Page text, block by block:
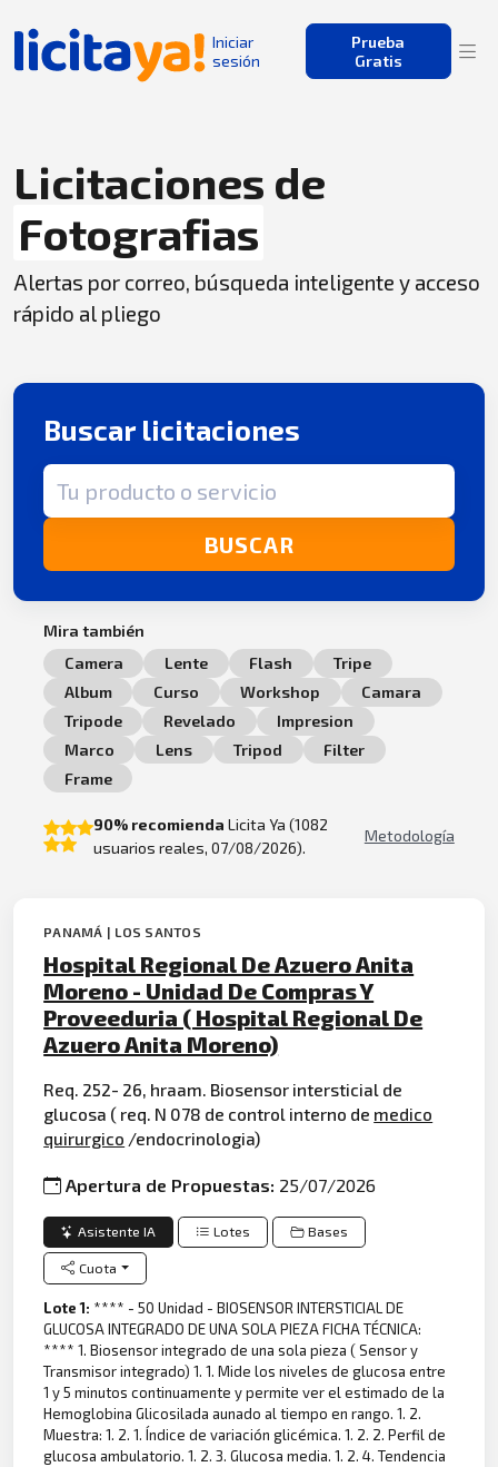
Iniciar
sesión
Prueba
Gratis
Licitaciones de
Fotografias
Alertas por correo, búsqueda inteligente y acceso
rápido al pliego
Buscar licitaciones
Término de búsqueda
BUSCAR
Mira también
Camera
Lente Flash
Tripe
Album
Curso Workshop
Camara
Tripode
Revelado
Impresion
Marco
Lens Tripod
Filter
Frame
90% recomienda Licita Ya (1082
usuarios reales, 07/08/2026).
Metodología
PANAMÁ | LOS SANTOS
Hospital Regional De Azuero Anita
Moreno - Unidad De Compras Y
Proveeduria ( Hospital Regional De
Azuero Anita Moreno)
Req. 252- 26, hraam. Biosensor intersticial de
glucosa ( req. N 078 de control interno de medico
quirurgico /endocrinologia)
Apertura de Propuestas: 25/07/2026
Asistente IA Lotes Bases
Cuota
Lote 1: **** - 50 Unidad - BIOSENSOR INTERSTICIAL DE
GLUCOSA INTEGRADO DE UNA SOLA PIEZA FICHA TÉCNICA:
**** 1. Biosensor integrado de una sola pieza ( Sensor y
Transmisor integrado) 1. 1. Mide los niveles de glucosa entre
1 y 5 minutos continuamente y permite ver el estimado de la
Hemoglobina Glicosilada aunado al tiempo en rango. 1. 2.
Muestra: 1. 2. 1. Índice de variación glicémica. 1. 2. 2. Perfil de
glucosa ambulatorio. 1. 2. 3. Glucosa media. 1. 2. 4. Tendencia